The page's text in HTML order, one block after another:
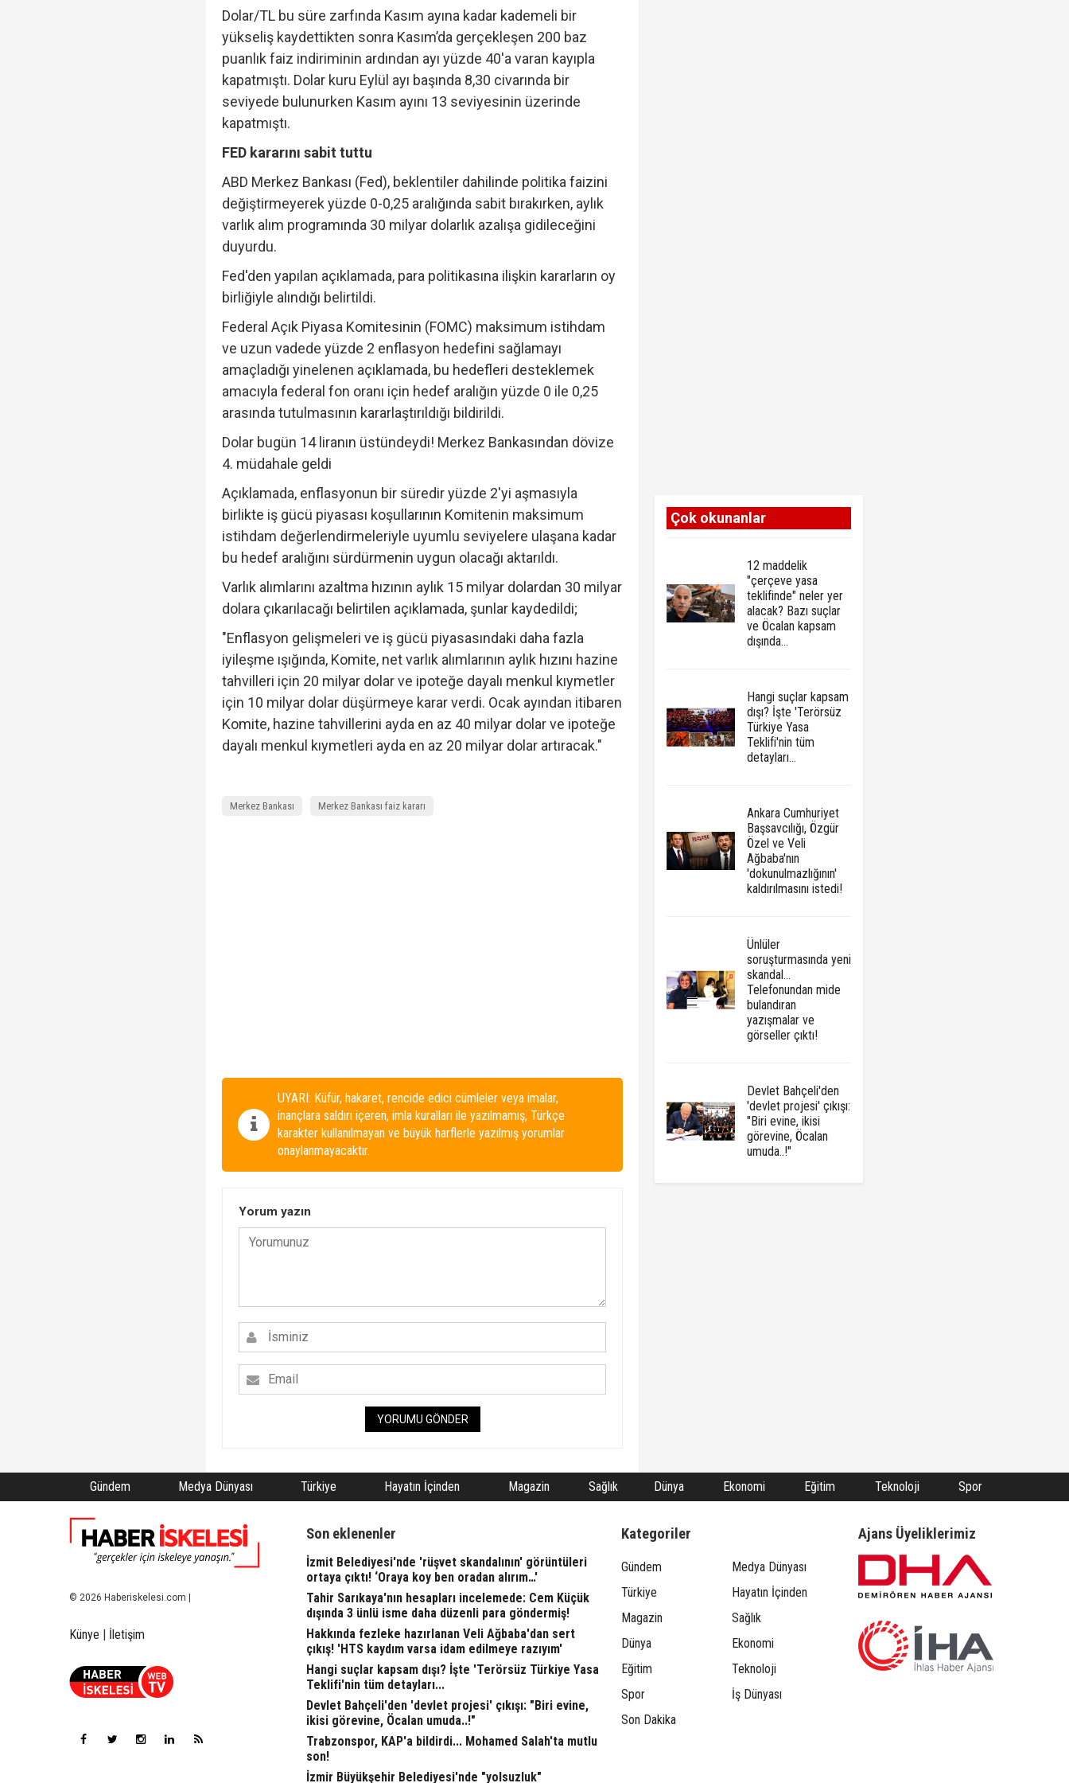
Dolar/TL bu süre zarfında Kasım ayına kadar kademeli bir
yükseliş kaydettikten sonra Kasım’da gerçekleşen 200 baz
puanlık faiz indiriminin ardından ayı yüzde 40'a varan kayıpla
kapatmıştı. Dolar kuru Eylül ayı başında 8,30 civarında bir
seviyede bulunurken Kasım ayını 13 seviyesinin üzerinde
kapatmıştı.
FED kararını sabit tuttu
ABD Merkez Bankası (Fed), beklentiler dahilinde politika faizini
değiştirmeyerek yüzde 0-0,25 aralığında sabit bırakırken, aylık
varlık alım programında 30 milyar dolarlık azalışa gidileceğini
duyurdu.
Fed'den yapılan açıklamada, para politikasına ilişkin kararların oy
birliğiyle alındığı belirtildi.
Federal Açık Piyasa Komitesinin (FOMC) maksimum istihdam
ve uzun vadede yüzde 2 enflasyon hedefini sağlamayı
amaçladığı yinelenen açıklamada, bu hedefleri desteklemek
amacıyla federal fon oranı için hedef aralığın yüzde 0 ile 0,25
arasında tutulmasının kararlaştırıldığı bildirildi.
Dolar bugün 14 liranın üstündeydi! Merkez Bankasından dövize
4. müdahale geldi
Açıklamada, enflasyonun bir süredir yüzde 2'yi aşmasıyla
birlikte iş gücü piyasası koşullarının Komitenin maksimum
istihdam değerlendirmeleriyle uyumlu seviyelere ulaşana kadar
bu hedef aralığını sürdürmenin uygun olacağı aktarıldı.
Varlık alımlarını azaltma hızının aylık 15 milyar dolardan 30 milyar
dolara çıkarılacağı belirtilen açıklamada, şunlar kaydedildi;
"Enflasyon gelişmeleri ve iş gücü piyasasındaki daha fazla
iyileşme ışığında, Komite, net varlık alımlarının aylık hızını hazine
tahvilleri için 20 milyar dolar ve ipoteğe dayalı menkul kıymetler
için 10 milyar dolar düşürmeye karar verdi. Ocak ayından itibaren
Komite, hazine tahvillerini ayda en az 40 milyar dolar ve ipoteğe
dayalı menkul kıymetleri ayda en az 20 milyar dolar artıracak."
Merkez Bankası Merkez Bankası faiz kararı
UYARI: Küfür, hakaret, rencide edici cümleler veya imalar,
inançlara saldırı içeren, imla kuralları ile yazılmamış, Türkçe
karakter kullanılmayan ve büyük harflerle yazılmış yorumlar
onaylanmayacaktır.
Yorum yazın
YORUMU GÖNDER
Çok okunanlar
12 maddelik
"çerçeve yasa
teklifinde" neler yer
alacak? Bazı suçlar
ve Öcalan kapsam
dışında…
Hangi suçlar kapsam
dışı? İşte 'Terörsüz
Türkiye Yasa
Teklifi'nin tüm
detayları...
Ankara Cumhuriyet
Başsavcılığı, Özgür
Özel ve Veli
Ağbaba'nın
'dokunulmazlığının'
kaldırılmasını istedi!
Ünlüler
soruşturmasında yeni
skandal...
Telefonundan mide
bulandıran
yazışmalar ve
görseller çıktı!
Devlet Bahçeli'den
'devlet projesi' çıkışı:
"Biri evine, ikisi
görevine, Öcalan
umuda..!"
Gündem Medya Dünyası Türkiye Hayatın İçinden Magazin Sağlık Dünya Ekonomi Eğitim Teknoloji Spor
© 2026 Haberiskelesi.com |
Künye | İletişim
Son eklenenler
İzmit Belediyesi'nde 'rüşvet skandalının' görüntüleri
ortaya çıktı! ‘Oraya koy ben oradan alırım…'
Tahir Sarıkaya'nın hesapları incelemede: Cem Küçük
dışında 3 ünlü isme daha düzenli para göndermiş!
Hakkında fezleke hazırlanan Veli Ağbaba'dan sert
çıkış! 'HTS kaydım varsa idam edilmeye razıyım'
Hangi suçlar kapsam dışı? İşte 'Terörsüz Türkiye Yasa
Teklifi'nin tüm detayları...
Devlet Bahçeli'den 'devlet projesi' çıkışı: "Biri evine,
ikisi görevine, Öcalan umuda..!"
Trabzonspor, KAP'a bildirdi... Mohamed Salah'ta mutlu
son!
İzmir Büyükşehir Belediyesi'nde "yolsuzluk"
Kategoriler
Gündem
Medya Dünyası
Türkiye
Hayatın İçinden
Magazin
Sağlık
Dünya
Ekonomi
Eğitim
Teknoloji
Spor
İş Dünyası
Son Dakika
Ajans Üyeliklerimiz